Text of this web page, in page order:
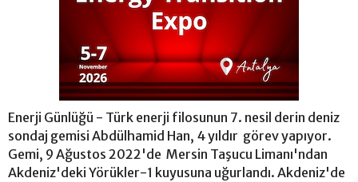
Enerji Günlüğü - Türk enerji filosunun 7. nesil derin deniz
sondaj gemisi Abdülhamid Han, 4 yıldır görev yapıyor.
Gemi, 9 Ağustos 2022'de Mersin Taşucu Limanı'ndan
Akdeniz'deki Yörükler-1 kuyusuna uğurlandı. Akdeniz'de